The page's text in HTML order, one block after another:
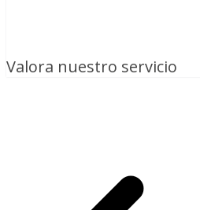
Valora nuestro servicio